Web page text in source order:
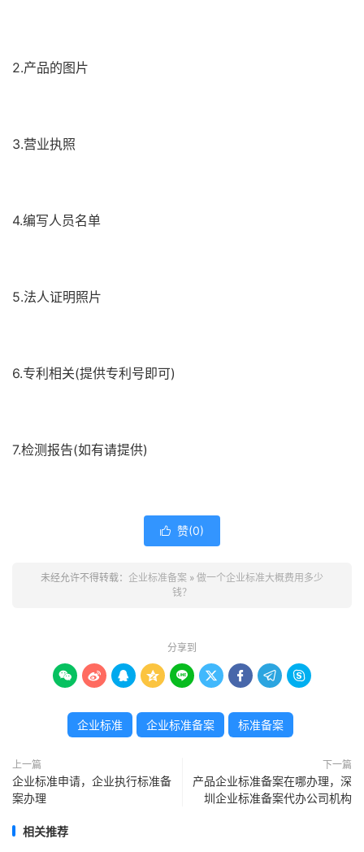
2.产品的图片
3.营业执照
4.编写人员名单
5.法人证明照片
6.专利相关(提供专利号即可)
7.检测报告(如有请提供)
 赞(0)
未经允许不得转载： 企业标准备案 » 做一个企业标准大概费用多少
钱？
分享到
        
企业标准 企业标准备案 标准备案
上一篇
企业标准申请，企业执行标准备
案办理
下一篇
产品企业标准备案在哪办理，深
圳企业标准备案代办公司机构
相关推荐